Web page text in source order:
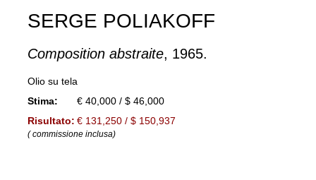
SERGE POLIAKOFF
Composition abstraite, 1965.
Olio su tela
Stima:
€ 40,000 / $ 46,000
Risultato: € 131,250 / $ 150,937
( commissione inclusa)